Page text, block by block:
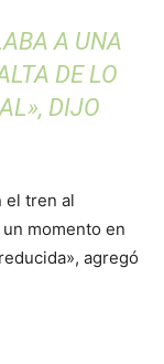
A UNA
DE LO
DIJO
el tren al
momento en
agregó